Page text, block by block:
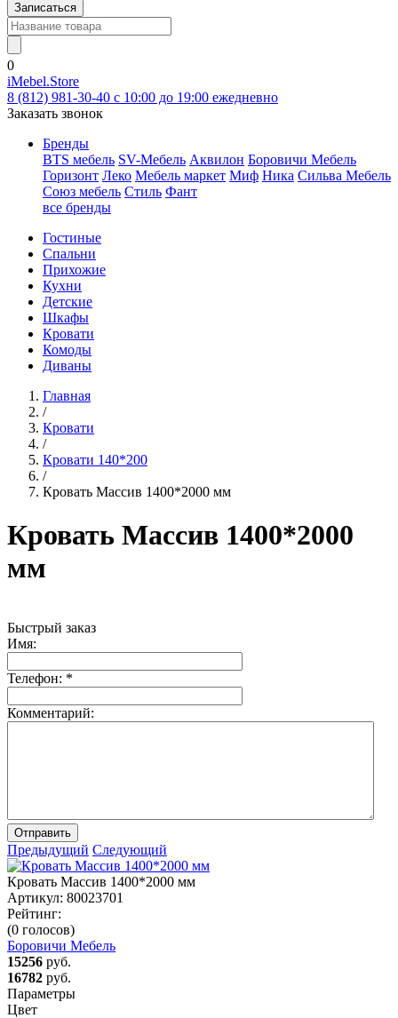
Записаться
0
iMebel.Store
8 (812) 981-30-40 c 10:00 до 19:00 ежедневно
Заказать звонок
Бренды
BTS мебель SV-Мебель Аквилон Боровичи Мебель
Горизонт Леко Мебель маркет Миф Ника Сильва Мебель
Союз мебель Стиль Фант
все бренды
Гостиные
Спальни
Прихожие
Кухни
Детские
Шкафы
Кровати
Комоды
Диваны
Главная
/
Кровати
/
Кровати 140*200
/
Кровать Массив 1400*2000 мм
Кровать Массив 1400*2000
мм
Быстрый заказ
Имя:
Телефон: *
Комментарий:
Отправить
Предыдущий Следующий
Кровать Массив 1400*2000 мм
Артикул: 80023701
Рейтинг:
(0 голосов)
Боровичи Мебель
15256 руб.
16782 руб.
Параметры
Цвет